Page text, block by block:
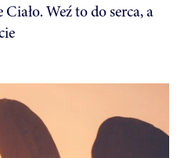
Weź to do serca, a